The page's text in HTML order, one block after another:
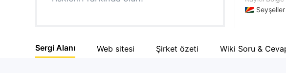
6
8
8
9
Seyşeller
Şirket Adı
Sergi Alanı Web sitesi Şirket özeti Wiki Soru &